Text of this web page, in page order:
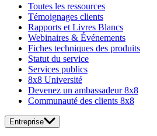
Toutes les ressources
Témoignages clients
Rapports et Livres Blancs
Webinaires & Événements
Fiches techniques des produits
Statut du service
Services publics
8x8 Université
Devenez un ambassadeur 8x8
Communauté des clients 8x8
Entreprise